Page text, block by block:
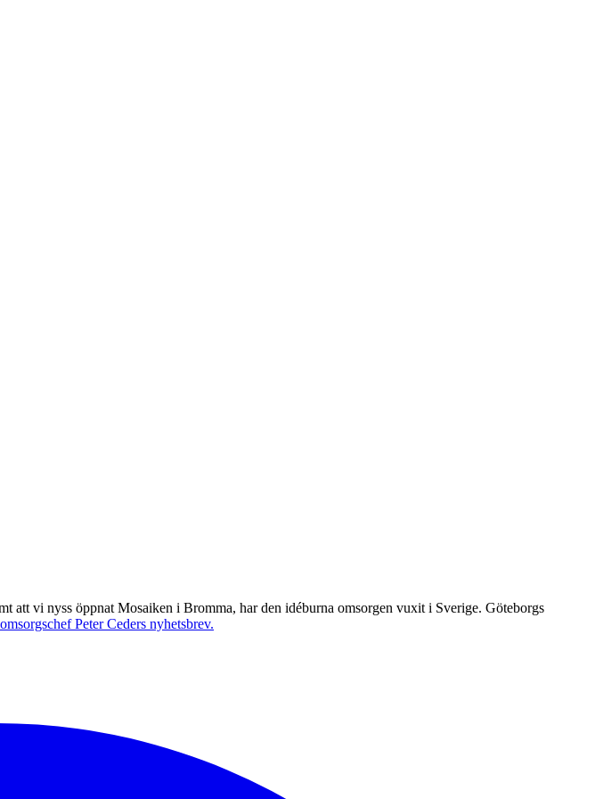
att vi nyss öppnat Mosaiken i Bromma, har den idéburna omsorgen vuxit i Sverige. Göteborgs
Peter Ceders nyhetsbrev.